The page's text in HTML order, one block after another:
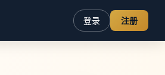
登录 注册